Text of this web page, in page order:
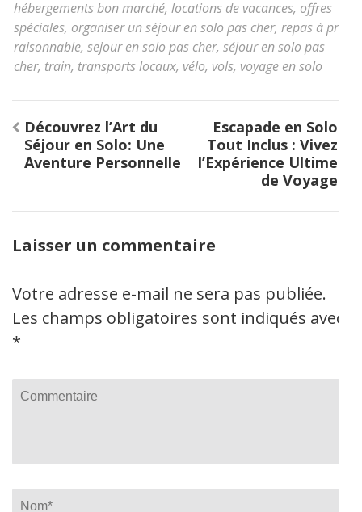
hébergements bon marché, locations de vacances, offres
spéciales, organiser un séjour en solo pas cher, repas à prix
raisonnable, sejour en solo pas cher, séjour en solo pas
cher, train, transports locaux, vélo, vols, voyage en solo
Navigation
de
l’article
Découvrez l’Art du
Séjour en Solo: Une
Aventure Personnelle
Escapade en Solo
Tout Inclus : Vivez
l’Expérience Ultime
de Voyage
Laisser un commentaire
Votre adresse e-mail ne sera pas publiée.
Les champs obligatoires sont indiqués avec
*
Commentaire
Name